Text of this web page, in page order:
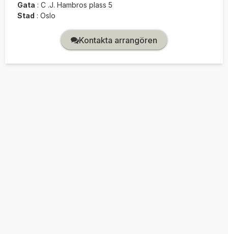
Gata : C .J. Hambros plass 5
Stad : Oslo
Kontakta arrangören